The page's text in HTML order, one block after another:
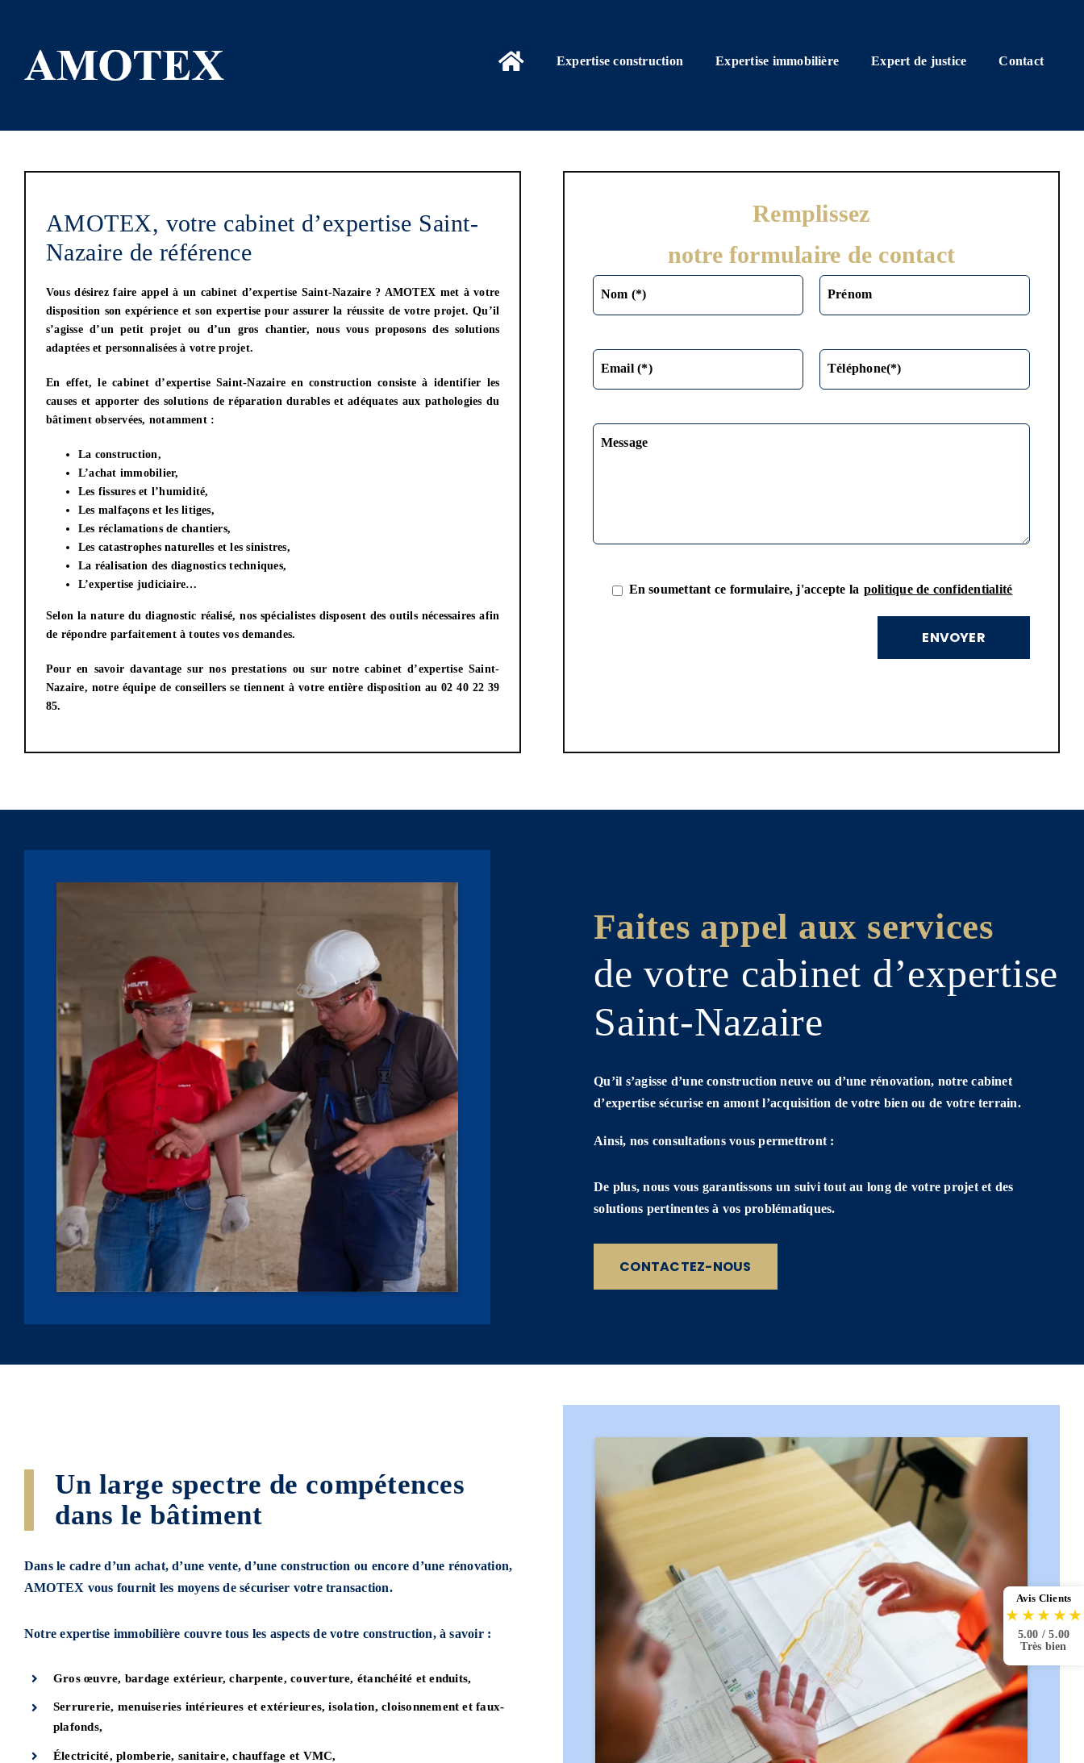
Avis Clients
★ ★ ★ ★ ★
5.00 / 5.00
Très bien
contenu
Expertise construction Expertise immobilière Expert de justice Contact
AMOTEX, votre cabinet d’expertise Saint-
Nazaire de référence
Vous désirez faire appel à un cabinet d’expertise Saint-Nazaire? AMOTEX met à votre
disposition son expérience et son expertise pour assurer la réussite de votre projet. Qu’il
s’agisse d’un petit projet ou d’un gros chantier, nous vous proposons des solutions
adaptées et personnalisées à votre projet.
En effet, lecabinet d’expertiseSaint-Nazaire en construction consiste à identifier les
causes et apporter des solutions de réparation durables et adéquates aux pathologies du
bâtiment observées, notamment :
La construction,
L’achat immobilier,
Les fissures et l’humidité,
Les malfaçons et les litiges,
Les réclamations de chantiers,
Les catastrophes naturelles et les sinistres,
La réalisation des diagnostics techniques,
L’expertise judiciaire…
Selon la nature du diagnostic réalisé, nos spécialistes disposent des outils nécessaires afin
de répondre parfaitement à toutes vos demandes.
Pour en savoir davantage sur nos prestations ou sur notrecabinet d’expertise Saint-
Nazaire, notre équipe de conseillers se tiennent à votre entière disposition au02 40 22 39
85.
Remplissez
notre formulaire de contact
Nom (*) Prénom
Email (*) Téléphone(*)
Message
En soumettant ce formulaire, j'accepte la politique de confidentialité
Faites appel aux services
de votre cabinet d’expertise
Saint-Nazaire
Qu’il s’agisse d’une construction neuve ou d’une rénovation, notre cabinet
d’expertise sécurise en amont l’acquisition de votre bien ou de votre terrain.
Ainsi, nos consultations vous permettront :
De plus, nous vous garantissons un suivi tout au long de votre projet et des
solutions pertinentes à vos problématiques.
CONTACTEZ-NOUS
Un large spectre de compétences
dans le bâtiment
Dans le cadre d’un achat, d’une vente, d’une construction ou encore d’une rénovation,
AMOTEX vous fournit les moyens de sécuriser votre transaction.
Notre expertise immobilière couvre tous les aspects de votre construction, à savoir :
Gros œuvre, bardage extérieur, charpente, couverture, étanchéité et enduits,
Serrurerie, menuiseries intérieures et extérieures, isolation, cloisonnement et faux-
plafonds,
Électricité, plomberie, sanitaire, chauffage et VMC,